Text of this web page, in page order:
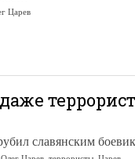
Царев
славянским